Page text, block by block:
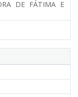
DE FÁTIMA E